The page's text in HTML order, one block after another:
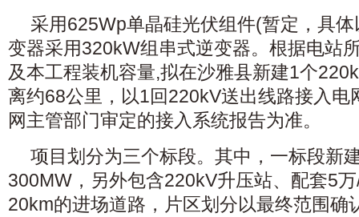
采用625Wp单晶硅光伏组件(暂定，具
变器采用320kW组串式逆变器。根据电站
及本工程装机容量,拟在沙雅县新建1个
离约68公里，以1回220kV送出线路接入电
网主管部门审定的接入系统报告为准。
项目划分为三个标段。其中，一标段新
300MW，另外包含220kV升压站、配套5
20km的进场道路，片区划分以最终范围确